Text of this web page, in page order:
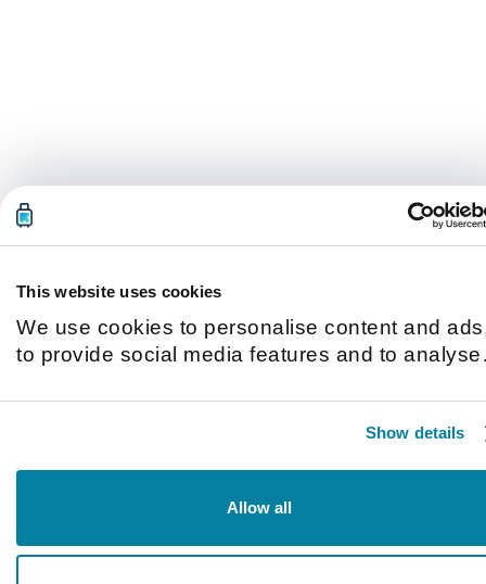
This website uses cookies
We use cookies to personalise content and
to provide social media features and to analyse
use of our site with our social media,
and analytics partners who may combine it with
Show details
Allow all